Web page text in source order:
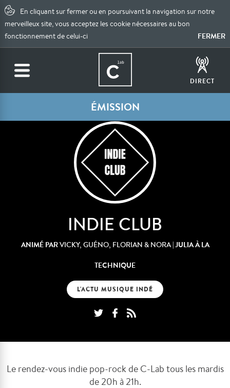
En cliquant sur fermer ou en poursuivant la navigation sur notre
merveilleux site, vous acceptez les cookie nécessaires au bon
fonctionnement de celui-ci
FERMER
DIRECT
ÉMISSION
INDIE CLUB
ANIMÉ PARVICKY, GUÉNO, FLORIAN & NORA| JULIA À LA
TECHNIQUE
L'ACTU MUSIQUE INDÉ
Le rendez-vous indie pop-rock de C-Lab tous les mardis
de 20h à 21h.